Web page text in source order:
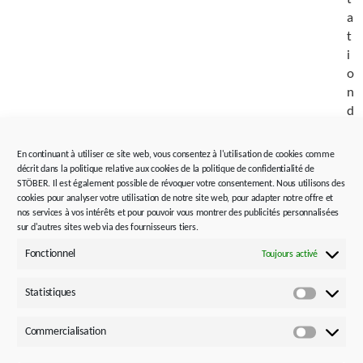
En continuant à utiliser ce site web, vous consentez à l'utilisation de cookies comme
décrit dans la politique relative aux cookies de la politique de confidentialité de
STÖBER. Il est également possible de révoquer votre consentement. Nous utilisons des
cookies pour analyser votre utilisation de notre site web, pour adapter notre offre et
nos services à vos intérêts et pour pouvoir vous montrer des publicités personnalisées
sur d'autres sites web via des fournisseurs tiers.
Fonctionnel Toujours activé
Statistiques
Commercialisation
a
t
i
o
n
d